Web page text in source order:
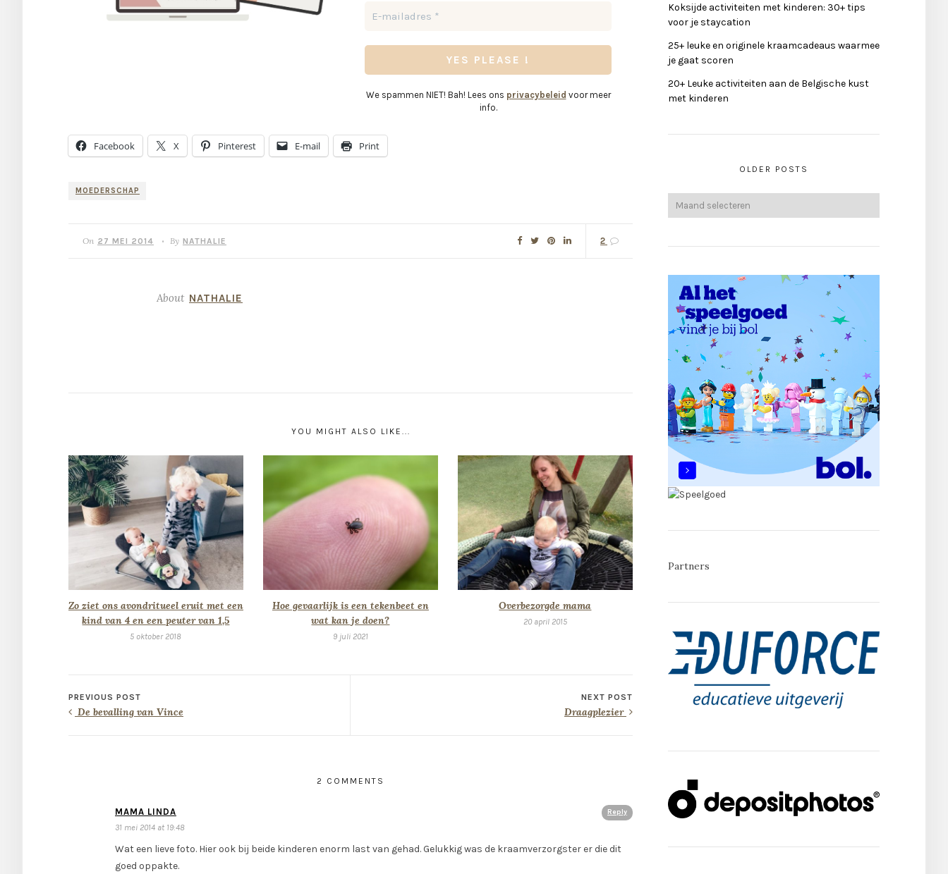
We spammen NIET! Bah! Lees ons privacybeleid voor meer
info.
Facebook X Pinterest E-mail Print
MOEDERSCHAP
On 27 MEI 2014 • By NATHALIE 2
About NATHALIE
YOU MIGHT ALSO LIKE...
Zo ziet ons avondritueel eruit met een
kind van 4 en een peuter van 1,5
5 oktober 2018
Hoe gevaarlijk is een tekenbeet en
wat kan je doen?
9 juli 2021
Overbezorgde mama
20 april 2015
PREVIOUS POST
De bevalling van Vince
NEXT POST
Draagplezier
2 COMMENTS
Reply
MAMA LINDA
31 mei 2014 at 19:48
Wat een lieve foto. Hier ook bij beide kinderen enorm last van gehad. Gelukkig was de kraamverzorgster er die dit
goed oppakte.
Koksijde activiteiten met kinderen: 30+ tips
voor je staycation
25+ leuke en originele kraamcadeaus waarmee
je gaat scoren
20+ Leuke activiteiten aan de Belgische kust
met kinderen
OLDER POSTS
Partners